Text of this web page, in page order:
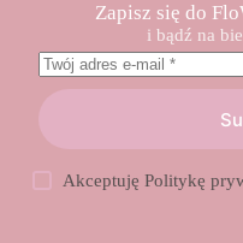
Zapisz się do
i bądź na
AkceptujęPolitykę